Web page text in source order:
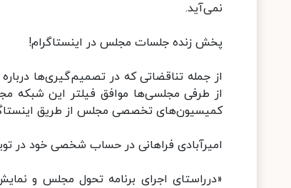
نمی‌آید.
پخش زنده جلسات مجلس در اینستاگرام!
از جمله تناقضاتی که در تصمیم‌گیری‌ها
از طرفی مجلسی‌ها موافق فیلتر این
کمیسیون‌های تخصصی مجلس از طریق
امیرآبادی فراهانی در حساب شخصی خود در
«درراستای اجرای برنامه تحول مجلس و